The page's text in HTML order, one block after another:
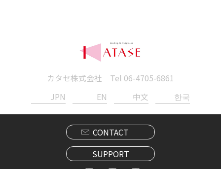
カタセ株式会社 Tel 06-4705-6861
JPN
EN 中文 한국
CONTACT
SUPPORT